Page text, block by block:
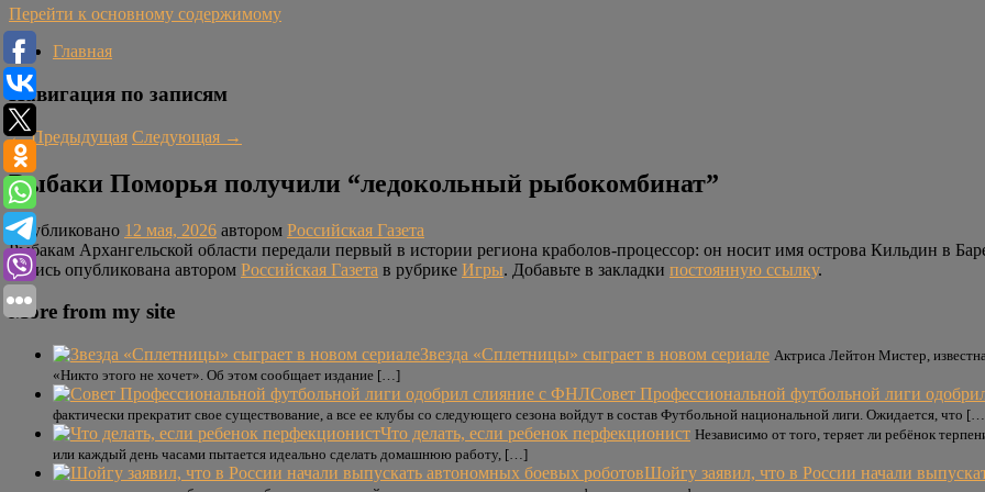
Перейти к основному содержимому
Главная
Навигация по записям
←Предыдущая Следующая →
Рыбаки Поморья получили “ледокольный рыбокомбинат”
Опубликовано 12 мая, 2026 автором Российская Газета
Рыбакам Архангельской области передали первый в истории региона краболов-процессор: он носит имя острова Кильдин в
Запись опубликована автором Российская Газета в рубрике Игры. Добавьте в закладки постоянную ссылку.
More from my site
Звезда «Сплетницы» сыграет в новом сериале Актриса Лейтон Мистер,
«Никто этого не хочет». Об этом сообщает издание […]
Совет Профессиональной футбольной лиги
фактически прекратит свое существование, а все ее клубы со следующего сезона войдут в состав Футбольной национальной лиги. Ожидается, что
Что делать, если ребенок перфекционист Независимо от того, теряет ли ребёнок
или каждый день часами пытается идеально сделать домашнюю работу, […]
Шойгу заявил, что в России начали